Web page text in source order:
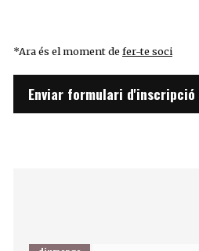
*Ara és el moment defer-te soci
Enviar formulari d'inscripció